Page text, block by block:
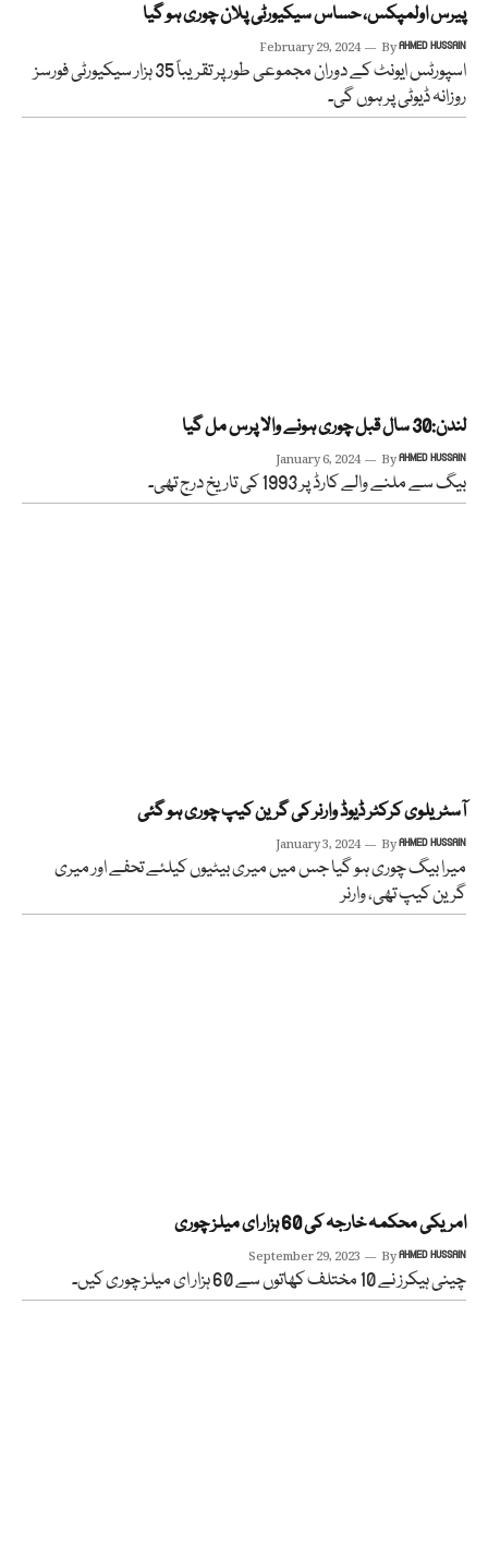
پیرس اولمپکس، حساس سیکیورٹی پلان چوری ہو گیا
February 29, 2024 ByAHMED HUSSAIN
اسپورٹس ایونٹ کے دوران مجموعی طور پر تقریباً 35 ہزار سیکیورٹی فورسز
روزانہ ڈیوٹی پر ہوں گی۔
لندن:30 سال قبل چوری ہونے والا پرس مل گیا
January 6, 2024 ByAHMED HUSSAIN
بیگ سے ملنے والے کارڈ پر 1993 کی تاریخ درج تھی۔
آسٹریلوی کرکٹر ڈیوڈ وارنر کی گرین کیپ چوری ہو گئی
January 3, 2024 ByAHMED HUSSAIN
میرا بیگ چوری ہو گیا جس میں میری بیٹیوں کیلئے تحفے اور میری
گرین کیپ تھی، وارنر
امریکی محکمہ خارجہ کی 60 ہزار ای میلز چوری
September 29, 2023 ByAHMED HUSSAIN
چینی ہیکرز نے 10 مختلف کھاتوں سے 60 ہزار ای میلز چوری کیں۔